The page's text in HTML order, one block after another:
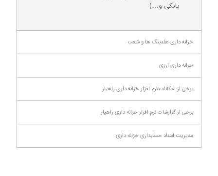
بانکی و…)
خزانه داری هلدینگ ها و شعب
خزانه داری ارزی
برخی از امکانات نرم افزار خزانه داری راهیار
برخی از گزارشات نرم افزار خزانه داری راهیار
مدیریت اسناد حسابداری خزانه داری